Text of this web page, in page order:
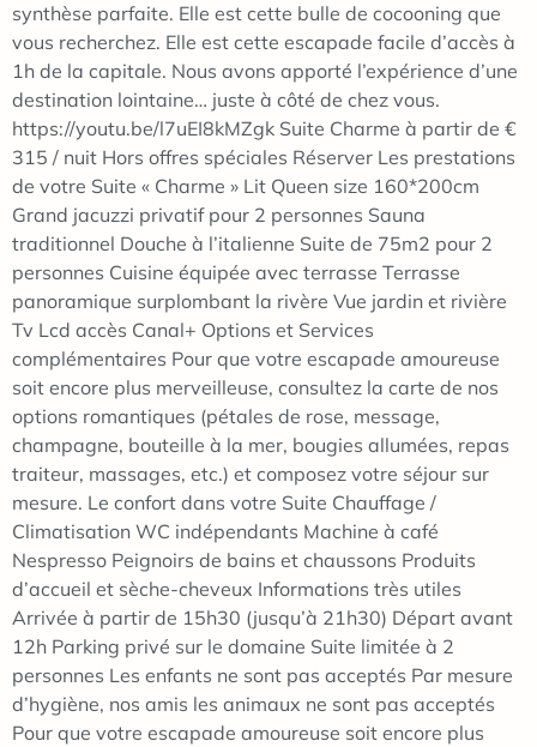
synthèse parfaite. Elle est cette bulle de cocooning que
vous recherchez. Elle est cette escapade facile d’accès à
1h de la capitale. Nous avons apporté l’expérience d’une
destination lointaine… juste à côté de chez vous.
https://youtu.be/l7uEI8kMZgk Suite Charme à partir de €
315 / nuit Hors offres spéciales Réserver Les prestations
de votre Suite « Charme » Lit Queen size 160*200cm
Grand jacuzzi privatif pour 2 personnes Sauna
traditionnel Douche à l’italienne Suite de 75m2 pour 2
personnes Cuisine équipée avec terrasse Terrasse
panoramique surplombant la rivère Vue jardin et rivière
Tv Lcd accès Canal+ Options et Services
complémentaires Pour que votre escapade amoureuse
soit encore plus merveilleuse, consultez la carte de nos
options romantiques (pétales de rose, message,
champagne, bouteille à la mer, bougies allumées, repas
traiteur, massages, etc.) et composez votre séjour sur
mesure. Le confort dans votre Suite Chauffage /
Climatisation WC indépendants Machine à café
Nespresso Peignoirs de bains et chaussons Produits
d’accueil et sèche-cheveux Informations très utiles
Arrivée à partir de 15h30 (jusqu’à 21h30) Départ avant
12h Parking privé sur le domaine Suite limitée à 2
personnes Les enfants ne sont pas acceptés Par mesure
d’hygiène, nos amis les animaux ne sont pas acceptés
Pour que votre escapade amoureuse soit encore plus